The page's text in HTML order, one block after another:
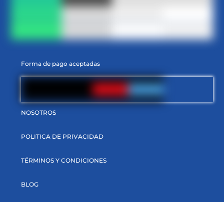
Forma de pago aceptadas
NOSOTROS
POLITICA DE PRIVACIDAD
TÉRMINOS Y CONDICIONES
BLOG